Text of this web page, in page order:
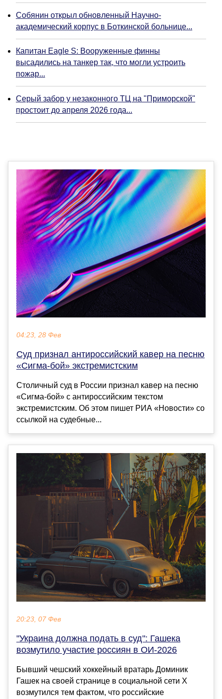
Собянин открыл обновленный Научно-
академический корпус в Боткинской больнице...
Капитан Eagle S: Вооруженные финны
высадились на танкер так, что могли устроить
пожар...
Серый забор у незаконного ТЦ на "Приморской"
простоит до апреля 2026 года...
04:23, 28 Фев
Суд признал антироссийский кавер на песню
«Сигма-бой» экстремистским
Столичный суд в России признал кавер на песню
«Сигма-бой» с антироссийским текстом
экстремистским. Об этом пишет РИА «Новости» со
ссылкой на судебные...
20:23, 07 Фев
"Украина должна подать в суд": Гашека
возмутило участие россиян в ОИ-2026
Бывший чешский хоккейный вратарь Доминик
Гашек на своей странице в социальной сети X
возмутился тем фактом, что российские